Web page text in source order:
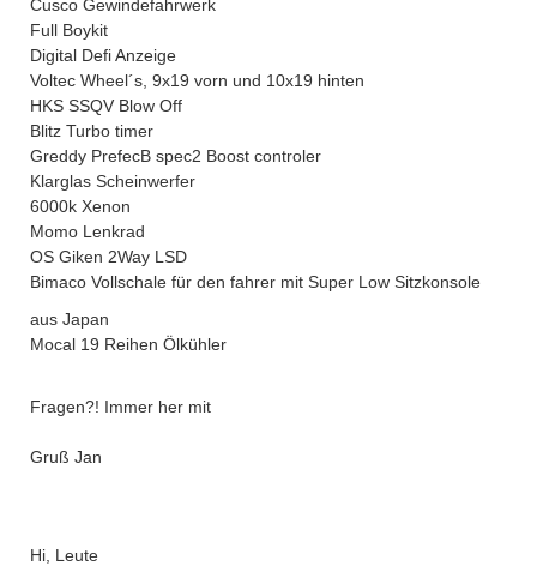
Cusco Gewindefahrwerk
Full Boykit
Digital Defi Anzeige
Voltec Wheel´s, 9x19 vorn und 10x19 hinten
HKS SSQV Blow Off
Blitz Turbo timer
Greddy PrefecB spec2 Boost controler
Klarglas Scheinwerfer
6000k Xenon
Momo Lenkrad
OS Giken 2Way LSD
Bimaco Vollschale für den fahrer mit Super Low Sitzkonsole
aus Japan
Mocal 19 Reihen Ölkühler
Fragen?! Immer her mit
Gruß Jan
Hi, Leute